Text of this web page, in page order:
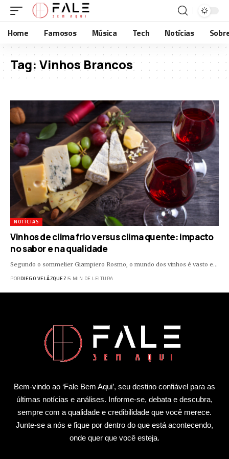
Home Famosos Música Tech Notícias
Tag: Vinhos Brancos
NOTÍCIAS
Vinhos de clima frio versus clima quente: impacto
no sabor e na qualidade
Segundo o sommelier Giampiero Rosmo, o mundo dos vinhos é vasto e…
PORDIEGO VELÁZQUEZ 5 MIN DE LEITURA
Bem-vindo ao ‘Fale Bem Aqui’, seu destino confiável para as
últimas notícias e análises. Informe-se, debata e descubra,
sempre com a qualidade e credibilidade que você merece.
Junte-se a nós e fique por dentro do que está acontecendo,
onde quer que você esteja.